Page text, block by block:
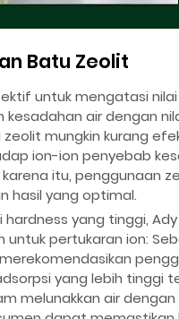
Batu Zeolit
untuk mengatasi
kesadahan air dengan
mungkin kurang
ion-ion penyebab
karena itu, penggunaan
hasil yang optimal.
hardness yang tinggi,
untuk pertukaran ion:
yang lebih tinggi
melunakkan air